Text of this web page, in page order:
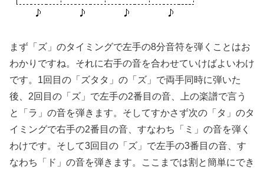
まず「ズ」のタイミングで左手の8分音符を弾くことはお
わかりですね。それに右手の音を合わせていけばよいわけ
です。1回目の「ズタタ」の「ズ」で両手同時に弾いた
後、2回目の「ズ」で左手の2番目の音、上の楽譜で言う
と「ラ」の音を弾きます。そしてすかさず次の「タ」のタ
イミングで右手の2番目の音、すなわち「ミ」の音を弾く
わけです。そして3回目の「ズ」で左手の3番目の音、す
なわち「ド」の音を弾きます。ここまでは割と簡単にでき